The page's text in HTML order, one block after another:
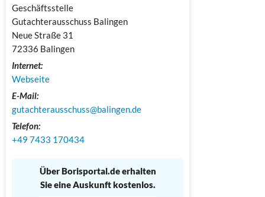
Geschäftsstelle
Gutachterausschuss Balingen
Neue Straße 31
72336 Balingen
Internet:
Webseite
E-Mail:
gutachterausschuss@balingen.de
Telefon:
+49 7433 170434
Über Borisportal.de erhalten
Sie eine Auskunft kostenlos.